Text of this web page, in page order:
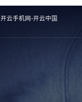
开云手机网-开云中国